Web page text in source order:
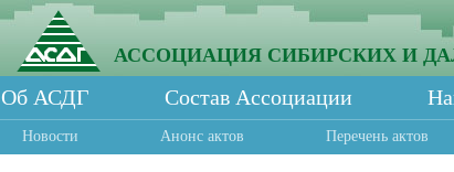
АССОЦИАЦИЯ СИБИРСКИХ И
Об АСДГ Состав Ассоциации
Новости Анонс актов Перечень актов